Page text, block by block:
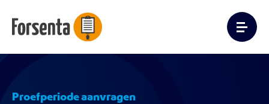
Proefperiode aanvragen